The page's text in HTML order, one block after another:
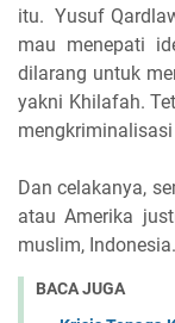
itu. Yusuf
mau menepati
dilarang untuk
yakni Khilafah.
Dan celakanya,
atau Amerika
muslim, Indonesia.
BACA JUGA